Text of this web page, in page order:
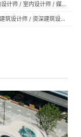
（上海）dongqi Design 栋栖设计 - 建筑师 / 资深室内设计师 / 室内设计师 / 媒体及公共关系主管 / 设计实习生（常年招聘）
（深圳）英国Quality Innovation United深圳分公司 - 建筑设计师 / 资深建筑设计师 / 室内设计师 / 设计实习生